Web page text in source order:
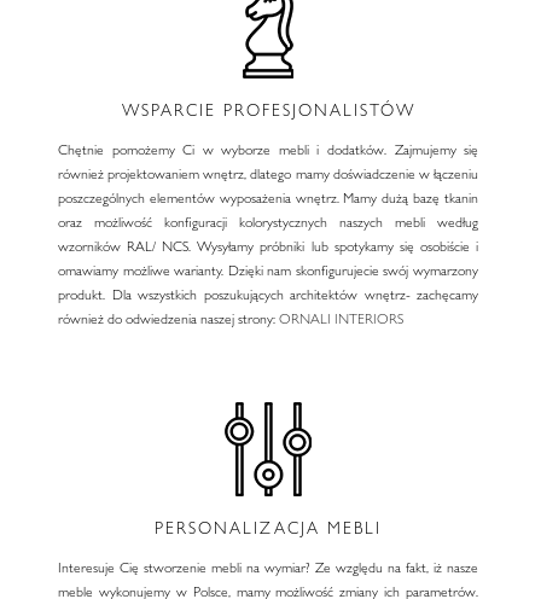
WSPARCIE PROFESJONALISTÓW
Chętnie pomożemy Ci w wyborze mebli i dodatków. Zajmujemy się
również projektowaniem wnętrz, dlatego mamy doświadczenie w łączeniu
poszczególnych elementów wyposażenia wnętrz. Mamy dużą bazę tkanin
oraz możliwość konfiguracji kolorystycznych naszych mebli według
wzorników RAL/ NCS. Wysyłamy próbniki lub spotykamy się osobiście i
omawiamy możliwe warianty. Dzięki nam skonfigurujecie swój wymarzony
produkt. Dla wszystkich poszukujących architektów wnętrz- zachęcamy
również do odwiedzenia naszej strony:ORNALI INTERIORS
PERSONALIZACJA MEBLI
Interesuje Cię stworzenie mebli na wymiar? Ze względu na fakt, iż nasze
meble wykonujemy w Polsce, mamy możliwość zmiany ich parametrów.